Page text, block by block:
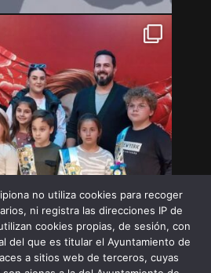
no utiliza cookies para recoger
ni registra las direcciones IP de
cookies propias, de sesión, con
del que es titular el Ayuntamiento de
a sitios web de terceros, cuyas